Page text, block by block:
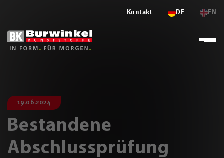
Kontakt DE EN
19.06.2024
Bestandene
Abschlussprüfung